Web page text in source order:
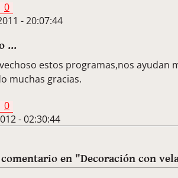
0
- 20:07:44
...
estos programas,nos ayudan
muchas gracias.
0
- 02:30:44
en "Decoración con